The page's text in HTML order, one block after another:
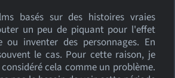
basés sur des histoires vraies
un peu de piquant pour l'effet
ou inventer des personnages. En
le cas. Pour cette raison, je
cela comme un problème.